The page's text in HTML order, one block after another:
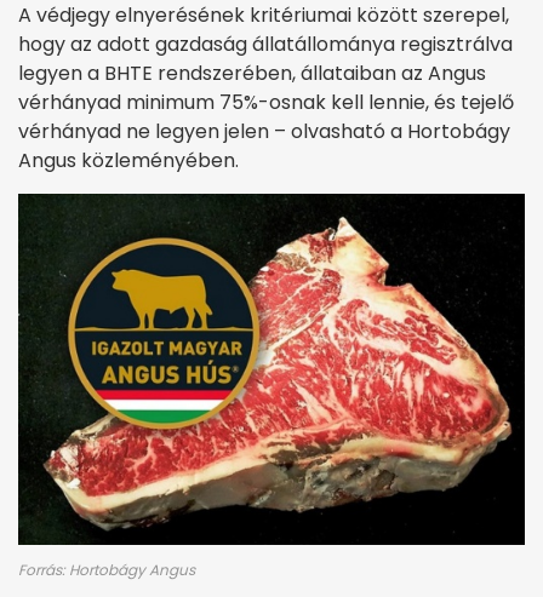
A védjegy elnyerésének kritériumai között szerepel,
hogy az adott gazdaság állatállománya regisztrálva
legyen a BHTE rendszerében, állataiban az Angus
vérhányad minimum 75%-osnak kell lennie, és tejelő
vérhányad ne legyen jelen – olvasható a Hortobágy
Angus közleményében.
Forrás: Hortobágy Angus